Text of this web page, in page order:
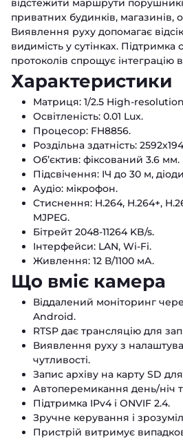
відстежити маршрути
приватних будинків, магазинів,
Виявлення руху допомагає
видимість у сутінках. Підтримка
протоколів спрощує інтеграцію
Характеристики
Матриця: 1/2.5 High-
Освітленість: 0.01 Lux.
Процесор: FH8856.
Роздільна здатність:
Об’єктив: фіксований 3.6 мм.
Підсвічення: ІЧ до 30 м,
Аудіо: мікрофон.
Стиснення: H.264, H.264+,
MJPEG.
Бітрейт 2048-11264 KB/s.
Інтерфейси: LAN, Wi-Fi.
Живлення: 12 В/1100 мА.
Що вміє камера
Віддалений моніторинг
Android.
RTSP дає трансляцію для
Виявлення руху з
чутливості.
Запис архіву на карту SD
Автоперемикання день/ніч
Підтримка IPv4 і ONVIF 2.4.
Зручне керування і
Пристрій витримує